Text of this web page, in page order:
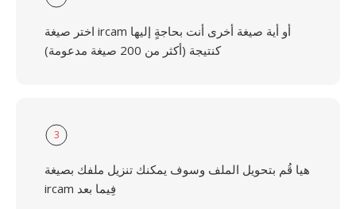
اختر صيغة ircam أو أية صيغة أخرى أنت بحاجةٍ إليها
كنتيجة (أكثر من 200 صيغة مدعومة)
3
هيا قُم بتحويل الملف وسوف يمكنك تنزيل ملفك بصيغة
ircam فِيما بعد